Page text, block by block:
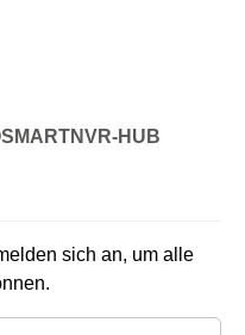
HUB
sich an, um alle